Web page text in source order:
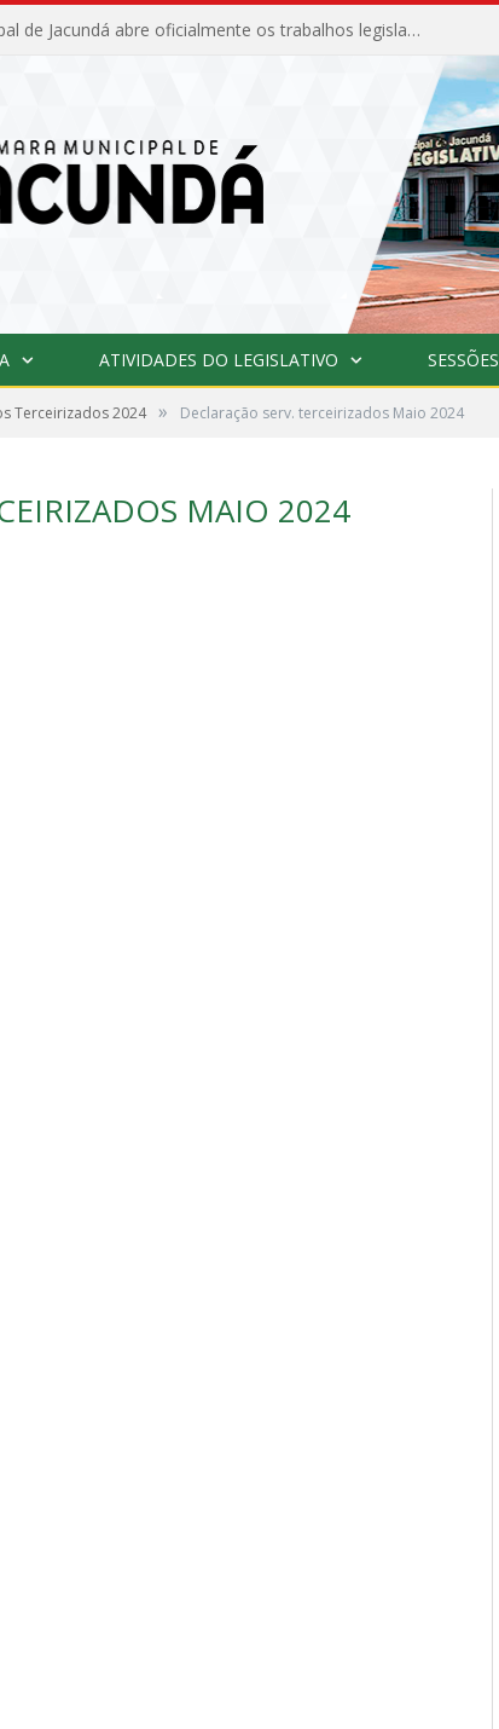
Câmara Municipal de Jacundá abre oficialmente os trabalhos legislativos de 2026
ATIVIDADES DO LEGISLATIVO SESSÕES
Terceirizados 2024 » Declaração serv. terceirizados Maio 2024
MAIO 2024